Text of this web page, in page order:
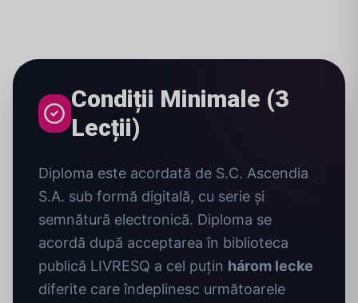
Condiții Minimale (3
Lecții)
Diploma este acordată de S.C. Ascendia
S.A. sub formă digitală, cu serie și
semnătură electronică. Diploma se
acordă după acceptarea în biblioteca
publică LIVRESQ a cel puțin három lecke
diferite care îndeplinesc următoarele